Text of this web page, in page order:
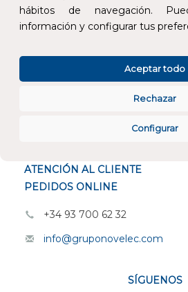
hábitos de navegación.
información y configurar tus
Configurar
Rechazar
Aceptar todo
ATENCIÓN AL CLIENTE
PEDIDOS ONLINE
+34 93 700 62 32
info@gruponovelec.com
SÍGUENOS